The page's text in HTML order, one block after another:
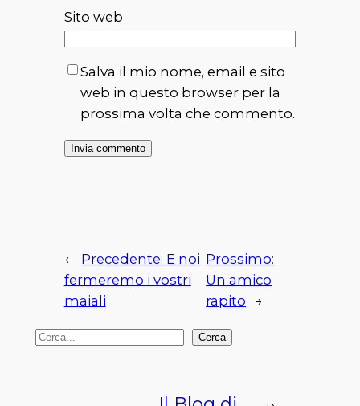
Sito web
Salva il mio nome, email e sito
web in questo browser per la
prossima volta che commento.
← Precedente: E noi
fermeremo i vostri
maiali
Prossimo:
Un amico
rapito
→
C
Cerca